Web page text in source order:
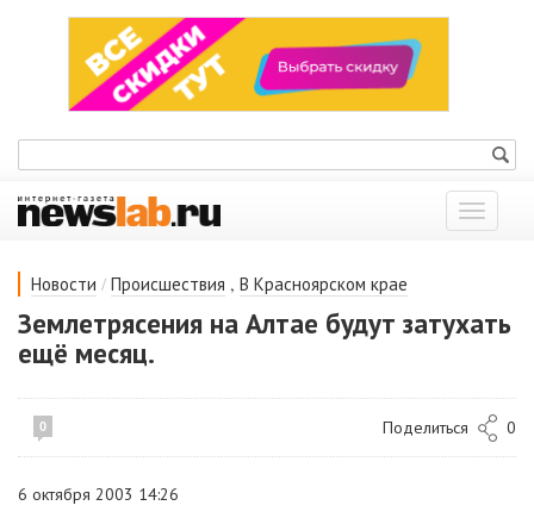
Показать
меню
Новости / Происшествия , В Красноярском крае
Землетрясения на Алтае будут затухать
ещё месяц.
0 Поделиться 0
6 октября 2003 14:26